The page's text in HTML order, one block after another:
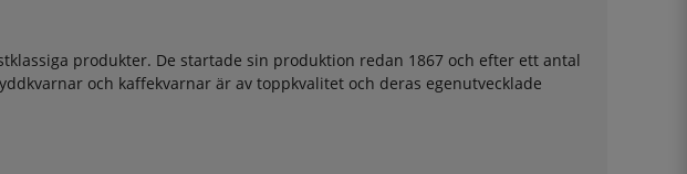
produkter. De startade sin produktion redan 1867 och efter ett antal
och kaffekvarnar är av toppkvalitet och deras egenutvecklade